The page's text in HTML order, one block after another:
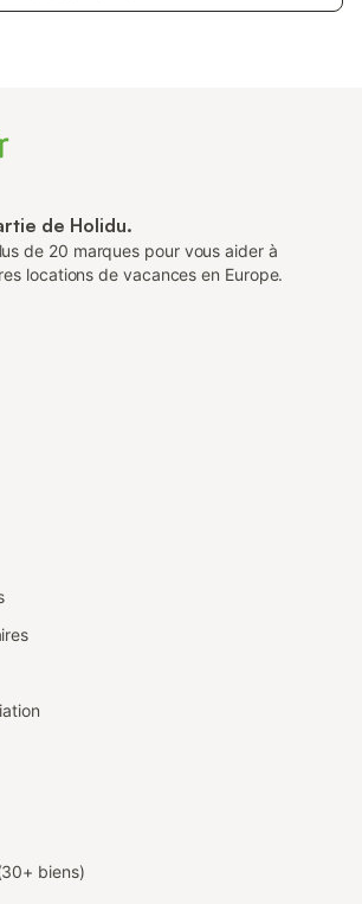
de Holidu.
de 20 marques pour vous aider à
locations de vacances en Europe.
biens)